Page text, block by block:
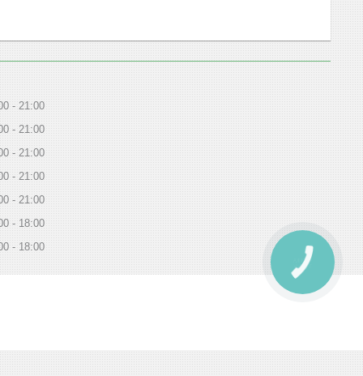
21:00
21:00
21:00
21:00
21:00
18:00
18:00
КНОПКА
ЗВ'ЯЗКУ